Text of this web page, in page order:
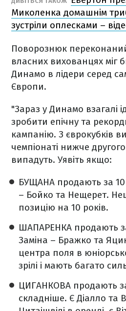
Миколенка домашнім
зустріли оплесками –
Поворознюк
власних вихованцях міг
Динамо в лідери серед
Європи.
"Зараз у Динамо взагалі
зробити епічну та
кампанію. З єврокубків
чемпіонаті нижче
випадуть. Уявіть якщо:
БУЩАНА продають за 10
– Бойко та Нещерет.
позицію на 10 років.
ШАПАРЕНКА продають
Заміна – Бражко та
центра поля в
зрілі і мають багато
ЦИГАНКОВА продають
складніше. Є Діалло та